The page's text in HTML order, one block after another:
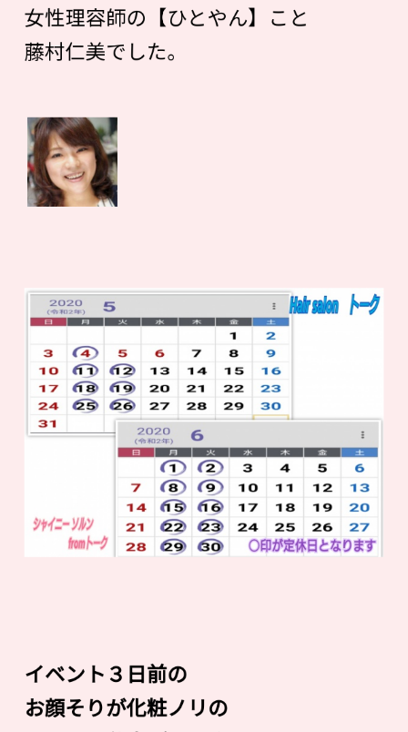
女性理容師の【ひとやん】こと
藤村仁美でした。
イベント３日前の
お顔そりが化粧ノリの